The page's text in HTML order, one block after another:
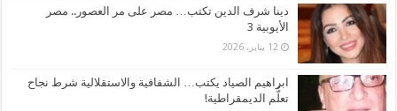
دينا شرف الدين تكتب… مصر على مر العصور.. مصر
الأيوبية 3
12 يناير، 2026
ابراهيم الصياد يكتب… الشفافية والاستقلالية شرط نجاح
تعلُّم الديمقراطية!